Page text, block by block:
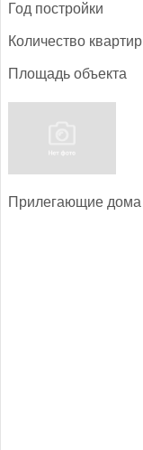
Год пос­трой­ки
Ко­личес­тво квар­тир
Пло­щадь объ­ек­та
При­лега­ющие до­ма